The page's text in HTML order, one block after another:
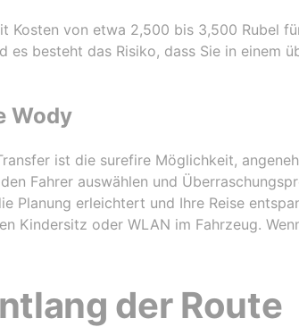
Kosten von etwa 2,500 bis 3,500 Rubel
es besteht das Risiko, dass Sie in einem
Wody
ist die surefire Möglichkeit,
Fahrer auswählen und
Planung erleichtert und Ihre Reise
Kindersitz oder WLAN im Fahrzeug.
der Route